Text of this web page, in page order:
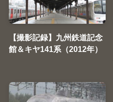
【撮影記録】九州鉄道記念
館＆キヤ141系（2012年）